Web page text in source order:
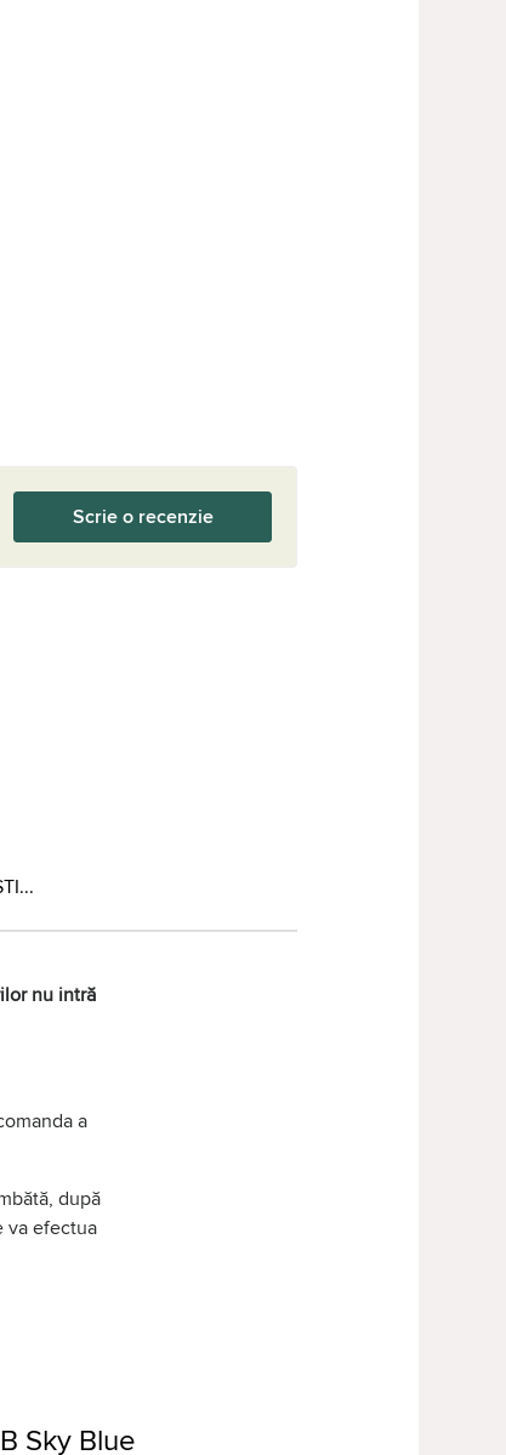
Scrie o recenzie
nu intră
a
după
va efectua
Sky Blue